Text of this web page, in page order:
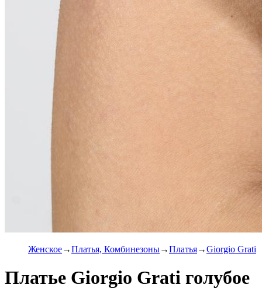
Женское Платья, Комбинезоны Платья Giorgio Grati
Платье Giorgio Grati голубое